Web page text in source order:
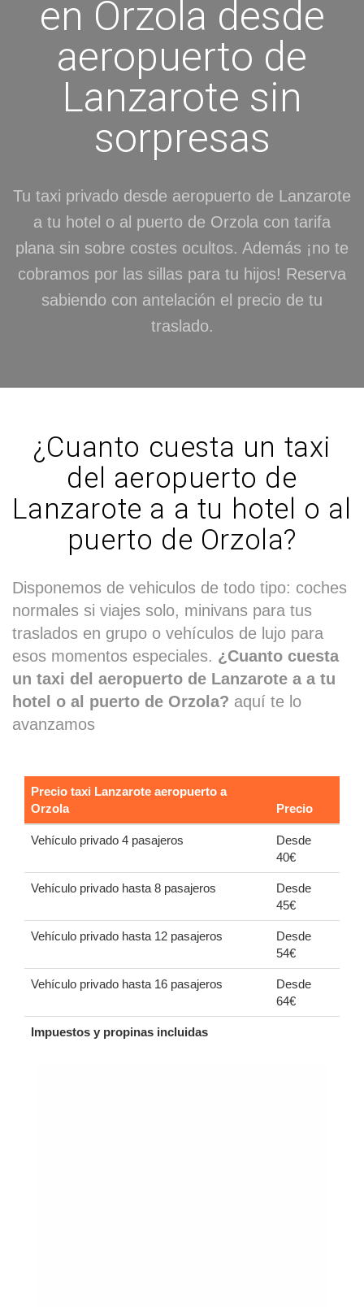
en Orzola desde
aeropuerto de
Lanzarote sin
sorpresas
Tu taxi privado desde aeropuerto de Lanzarote
a tu hotel o al puerto de Orzola con tarifa
plana sin sobre costes ocultos. Además ¡no te
cobramos por las sillas para tu hijos! Reserva
sabiendo con antelación el precio de tu
traslado.
¿Cuanto cuesta un taxi
del aeropuerto de
Lanzarote a a tu hotel o al
puerto de Orzola?
Disponemos de vehiculos de todo tipo: coches
normales si viajes solo, minivans para tus
traslados en grupo o vehículos de lujo para
esos momentos especiales. ¿Cuanto cuesta
un taxi del aeropuerto de Lanzarote a a tu
hotel o al puerto de Orzola? aquí te lo
avanzamos
Precio taxi Lanzarote aeropuerto a
Orzola
Precio
Vehículo privado 4 pasajeros
Desde
40€
Vehículo privado hasta 8 pasajeros
Desde
45€
Vehículo privado hasta 12 pasajeros
Desde
54€
Vehículo privado hasta 16 pasajeros
Desde
64€
Impuestos y propinas incluidas